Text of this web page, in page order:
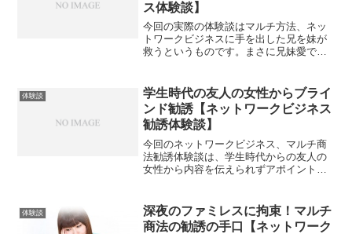
ス体験談】
今回の実際の体験談はマルチ方法、ネッ
トワークビジネスに手を出した兄を妹が
救うというものです。まさに兄妹愛です
品を買い込んだり借金したりする可能性
も大きいので、身内は洗脳...
体験談
学生時代の友人の女性からブライ
ンド勧誘【ネットワークビジネス
勧誘体験談】
今回のネットワークビジネス、マルチ商
法勧誘体験談は、学生時代からの友人の
女性から内容を伝えられずアポイントを
時には、絶対に電話などで自分で話して
はいけないというノウハウ...
体験談
深夜のファミレスに拘束！マルチ
商法の勧誘の手口【ネットワーク